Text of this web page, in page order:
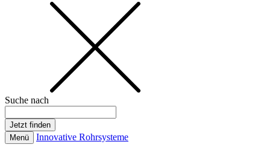
Suche nach
Menü Innovative Rohrsysteme